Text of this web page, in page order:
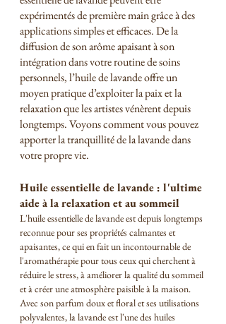
expérimentés de première main grâce à des
applications simples et efficaces. De la
diffusion de son arôme apaisant à son
intégration dans votre routine de soins
personnels, l’huile de lavande offre un
moyen pratique d’exploiter la paix et la
relaxation que les artistes vénèrent depuis
longtemps. Voyons comment vous pouvez
apporter la tranquillité de la lavande dans
votre propre vie.
Huile essentielle de lavande : l'ultime
aide à la relaxation et au sommeil
L'huile essentielle de lavande est depuis longtemps
reconnue pour ses propriétés calmantes et
apaisantes, ce qui en fait un incontournable de
l'aromathérapie pour tous ceux qui cherchent à
réduire le stress, à améliorer la qualité du sommeil
et à créer une atmosphère paisible à la maison.
Avec son parfum doux et floral et ses utilisations
polyvalentes, la lavande est l'une des huiles